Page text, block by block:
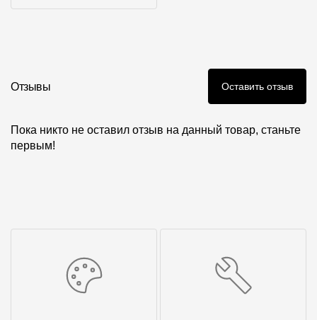
Отзывы Оставить отзыв
Пока никто не оставил отзыв на данный товар, станьте
первым!